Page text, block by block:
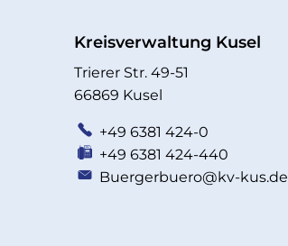
Kreisverwaltung Kusel
Trierer Str. 49-51
66869 Kusel
+49 6381 424-0
+49 6381 424-440
Buergerbuero@kv-kus.de